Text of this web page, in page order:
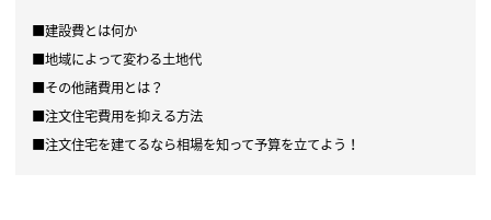
■建設費とは何か
■地域によって変わる土地代
■その他諸費用とは？
■注文住宅費用を抑える方法
■注文住宅を建てるなら相場を知って予算を立てよう！